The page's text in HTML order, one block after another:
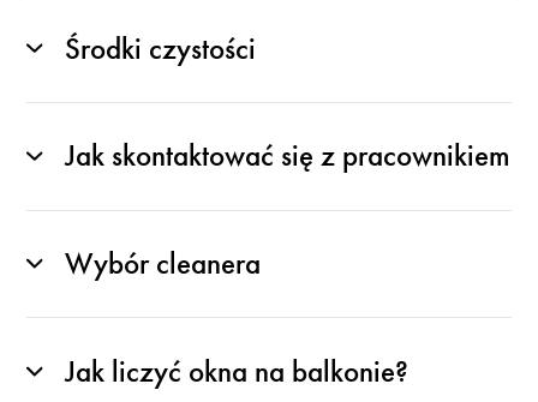
Środki czystości
Jak skontaktować się z pracownikiem
Wybór cleanera
Jak liczyć okna na balkonie?